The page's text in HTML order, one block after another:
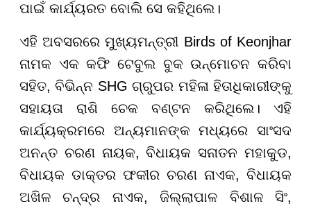
ପାଇଁ କାର୍ଯ୍ୟରତ ବୋଲି ସେ କହିଥିଲେ।
ଏହି ଅବସରରେ ମୁଖ୍ୟମନ୍ତ୍ରୀ Birds of Keonjhar
ନାମକ ଏକ କଫି ଟେବୁଲ ବୁକ ଉନ୍ମୋଚନ କରିବା
ସହିତ, ବିଭିନ୍ନ SHG ଗ୍ରୁପର ମହିଳା ହିତାଧିକାରୀଙ୍କୁ
ସହାୟତା ରାଶି ଚେକ ବଣ୍ଟନ କରିଥିଲେ। ଏହି
କାର୍ଯ୍ୟକ୍ରମରେ ଅନ୍ୟମାନଙ୍କ ମଧ୍ୟରେ ସାଂସଦ
ଅନନ୍ତ ଚରଣ ନାୟକ, ବିଧାୟକ ସନାତନ ମହାକୁଡ,
ବିଧାୟକ ଡାକ୍ତର ଫକୀର ଚରଣ ନାଏକ, ବିଧାୟକ
ଅଖିଳ ଚନ୍ଦ୍ର ନାଏକ, ଜିଲ୍ଲାପାଳ ବିଶାଳ ସିଂ,